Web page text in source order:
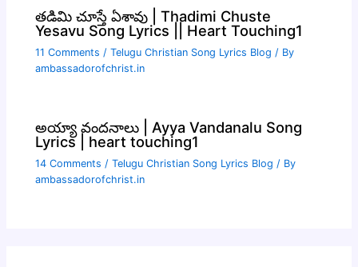
తడిమి చూస్తే ఏశావు | Thadimi Chuste
Yesavu Song Lyrics || Heart Touching1
11 Comments /Telugu Christian Song Lyrics Blog / By
ambassadorofchrist.in
అయ్యా వందనాలు | Ayya Vandanalu Song
Lyrics | heart touching1
14 Comments /Telugu Christian Song Lyrics Blog / By
ambassadorofchrist.in